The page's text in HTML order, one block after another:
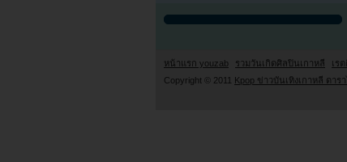
หน้าแรก youzab รวมวันเกิดศิลปินเกาหลี เร
Copyright © 2011 Kpop ข่าวบันเทิงเกาหลี ดา